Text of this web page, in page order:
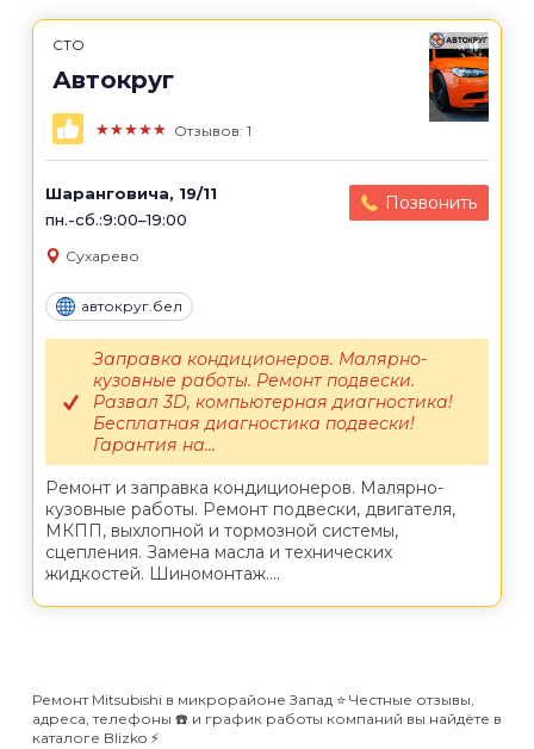
СТО
Автокруг
★★★★★ Отзывов: 1
Шаранговича, 19/11
пн.-сб.:9:00–19:00
Позвонить
Сухарево
автокруг.бел
Ремонт и заправка кондиционеров. Малярно-
кузовные работы. Ремонт подвески, двигателя,
МКПП, выхлопной и тормозной системы,
сцепления. Замена масла и технических
жидкостей. Шиномонтаж....
Заправка кондиционеров. Малярно-
кузовные работы. Ремонт подвески.
Развал 3D, компьютерная диагностика!
Бесплатная диагностика подвески!
Гарантия на...
Ремонт Mitsubishi в микрорайоне Запад ⭐️ Честные отзывы,
адреса, телефоны ☎️ и график работы компаний вы найдёте в
каталоге Blizko ⚡️